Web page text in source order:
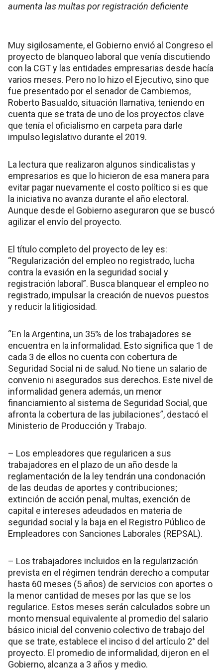
aumenta las multas por registración deficiente
Muy sigilosamente, el Gobierno envió al Congreso el
proyecto de blanqueo laboral que venía discutiendo
con la CGT y las entidades empresarias desde hacía
varios meses. Pero no lo hizo el Ejecutivo, sino que
fue presentado por el senador de Cambiemos,
Roberto Basualdo, situación llamativa, teniendo en
cuenta que se trata de uno de los proyectos clave
que tenía el oficialismo en carpeta para darle
impulso legislativo durante el 2019.
La lectura que realizaron algunos sindicalistas y
empresarios es que lo hicieron de esa manera para
evitar pagar nuevamente el costo político si es que
la iniciativa no avanza durante el año electoral.
Aunque desde el Gobierno aseguraron que se buscó
agilizar el envío del proyecto.
El título completo del proyecto de ley es:
“Regularización del empleo no registrado, lucha
contra la evasión en la seguridad social y
registración laboral”. Busca blanquear el empleo no
registrado, impulsar la creación de nuevos puestos
y reducir la litigiosidad.
“En la Argentina, un 35% de los trabajadores se
encuentra en la informalidad. Esto significa que 1 de
cada 3 de ellos no cuenta con cobertura de
Seguridad Social ni de salud. No tiene un salario de
convenio ni asegurados sus derechos. Este nivel de
informalidad genera además, un menor
financiamiento al sistema de Seguridad Social, que
afronta la cobertura de las jubilaciones”, destacó el
Ministerio de Producción y Trabajo.
– Los empleadores que regularicen a sus
trabajadores en el plazo de un año desde la
reglamentación de la ley tendrán una condonación
de las deudas de aportes y contribuciones;
extinción de acción penal, multas, exención de
capital e intereses adeudados en materia de
seguridad social y la baja en el Registro Público de
Empleadores con Sanciones Laborales (REPSAL).
– Los trabajadores incluidos en la regularización
prevista en el régimen tendrán derecho a computar
hasta 60 meses (5 años) de servicios con aportes o
la menor cantidad de meses por las que se los
regularice. Estos meses serán calculados sobre un
monto mensual equivalente al promedio del salario
básico inicial del convenio colectivo de trabajo del
que se trate, establece el inciso d del artículo 2° del
proyecto. El promedio de informalidad, dijeron en el
Gobierno, alcanza a 3 años y medio.